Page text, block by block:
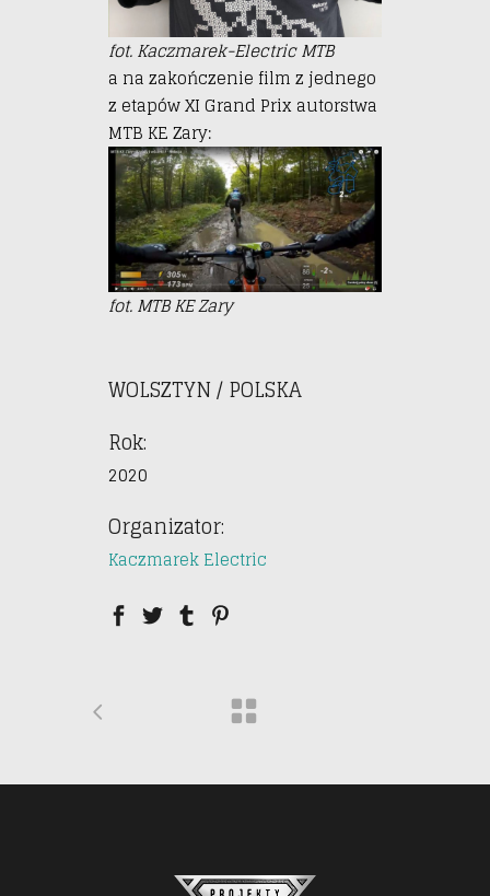
fot. Kaczmarek-Electric MTB
a na zakończenie film z jednego
z etapów XI Grand Prix autorstwa
MTB KE Zary:
fot. MTB KE Zary
WOLSZTYN / POLSKA
Rok:
2020
Organizator:
Kaczmarek Electric